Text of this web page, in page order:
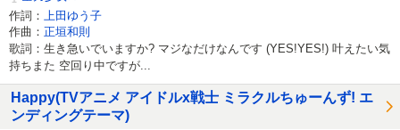
作詞：
上田ゆう子
作曲： 正垣和則
歌詞：生き急いでいますか? マジなだけなんです (YES!YES!) 叶えたい気
持ちまた 空回り中ですが...
Happy(TVアニメ アイドルx戦士 ミラクルちゅーんず! エ
ンディングテーマ)